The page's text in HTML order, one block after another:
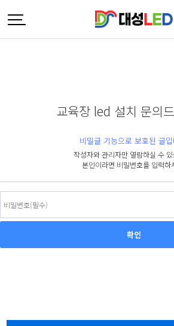
교육장 led 설치 문의
비밀글 기능으로 보호된 글
작성자와 관리자만 열람하실 수
본인이라면 비밀번호를 입력하